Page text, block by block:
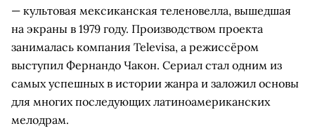
— культовая мексиканская теленовелла, вышедшая
на экраны в 1979 году. Производством проекта
занималась компания Televisa, а режиссёром
выступил Фернандо Чакон. Сериал стал одним из
самых успешных в истории жанра и заложил основы
для многих последующих латиноамериканских
мелодрам.